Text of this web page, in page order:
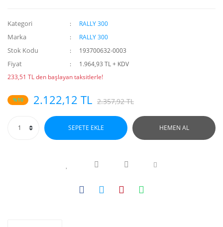
Kategori RALLY 300
Marka RALLY 300
Stok Kodu 193700632-0003
Fiyat
1.964,93 TL + KDV
233,51 TL den başlayan taksitlerle!
%10 2.122,12 TL 2.357,92 TL
SEPETE EKLE HEMEN AL